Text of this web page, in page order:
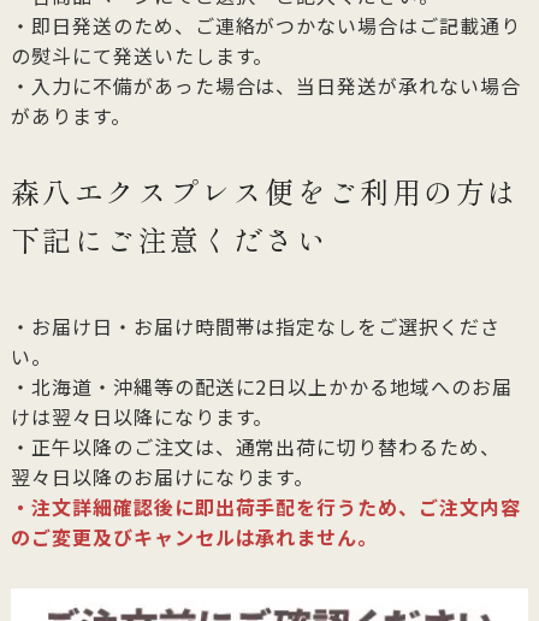
・即日発送のため、ご連絡がつかない場合はご記載通り
の熨斗にて発送いたします。
・入力に不備があった場合は、当日発送が承れない場合
があります。
森八エクスプレス便をご利用の方は
下記にご注意ください
・お届け日・お届け時間帯は指定なしをご選択くださ
い。
・北海道・沖縄等の配送に2日以上かかる地域へのお届
けは翌々日以降になります。
・正午以降のご注文は、通常出荷に切り替わるため、
翌々日以降のお届けになります。
・注文詳細確認後に即出荷手配を行うため、ご注文内容
のご変更及びキャンセルは承れません。